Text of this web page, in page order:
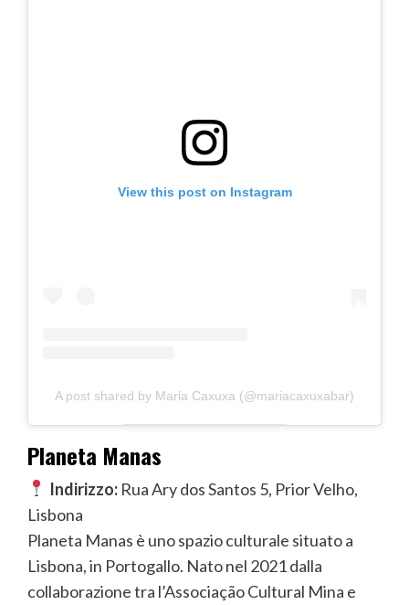
View this post on Instagram
A post shared by Maria Caxuxa (@mariacaxuxabar)
Planeta Manas
Indirizzo:Rua Ary dos Santos 5, Prior Velho,
Lisbona
Planeta Manas è uno spazio culturale situato a
Lisbona, in Portogallo. Nato nel 2021 dalla
collaborazione tra l’Associação Cultural Mina e